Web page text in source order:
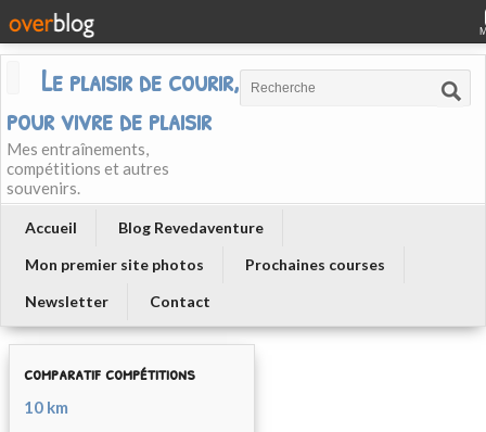
Le plaisir de courir, courir
pour vivre de plaisir
Mes entraînements,
compétitions et autres
souvenirs.
Accueil
Blog Revedaventure
Mon premier site photos
Prochaines courses
Newsletter
Contact
comparatif compétitions
10 km